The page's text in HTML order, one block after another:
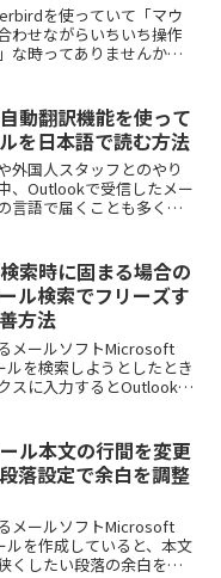
を使っていて「マウ
わせながらいちいち操作
な時ってありませんか？
たいと思います。覚...
動翻訳機能を使って
を日本語で読む方法
外国人スタッフとのやり
、Outlookで受信したメー
言語で届くことも多くな
ルを使わなくても簡単に
索時に固まる場合の
ル検索でフリーズす
方法
メールソフトMicrosoft
を検索しようとしたとき
スに入力するとOutlookが
ることがあります。こ...
ル本文の行間を変更
落設定で余白を調整
メールソフトMicrosoft
を作成していると、本文
くしたい段落の余白を調